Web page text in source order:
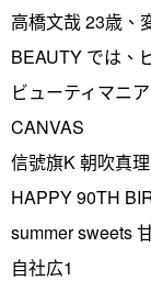
高橋文哉 23歳、
BEAUTY では、
ビューティマニ
CANVAS
信號旗K 朝吹真
HAPPY 90TH
summer sweets
自社広1